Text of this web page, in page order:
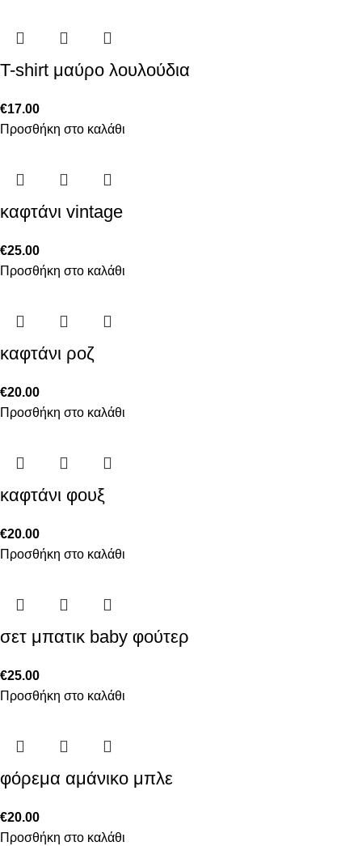
T-shirt μαύρο λουλούδια
€17.00
Προσθήκη στο καλάθι
καφτάνι vintage
€25.00
Προσθήκη στο καλάθι
καφτάνι ροζ
€20.00
Προσθήκη στο καλάθι
καφτάνι φουξ
€20.00
Προσθήκη στο καλάθι
σετ μπατικ baby φούτερ
€25.00
Προσθήκη στο καλάθι
φόρεμα αμάνικο μπλε
€20.00
Προσθήκη στο καλάθι